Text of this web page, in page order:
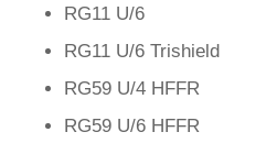
RG11 U/6
RG11 U/6 Trishield
RG59 U/4 HFFR
RG59 U/6 HFFR